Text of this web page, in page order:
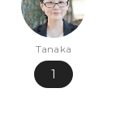
Tanaka
1